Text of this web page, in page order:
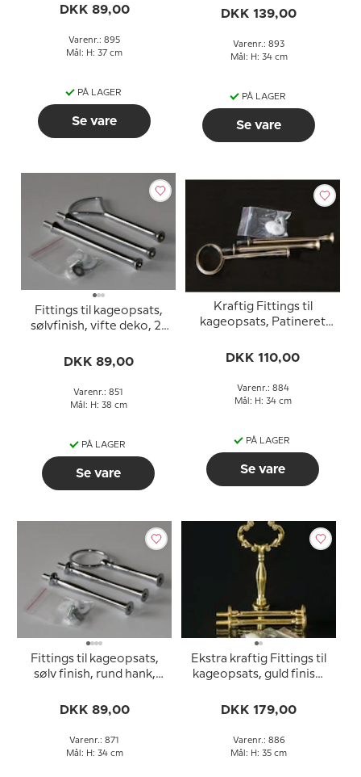
DKK 89,00
Varenr.: 895
Mål: H: 37 cm
PÅ LAGER
Se vare
DKK 139,00
Varenr.: 893
Mål: H: 34 cm
PÅ LAGER
Se vare
Fittings til kageopsats,
sølvfinish, vifte deko, 2-
DKK 89,00
Varenr.: 851
Mål: H: 38 cm
PÅ LAGER
Se vare
Kraftig Fittings til
kageopsats, Patineret
hank, 3 lag
DKK 110,00
Varenr.: 884
Mål: H: 34 cm
PÅ LAGER
Se vare
Fittings til kageopsats,
sølv finish, rund hank,
DKK 89,00
Varenr.: 871
Mål: H: 34 cm
Ekstra kraftig Fittings til
kageopsats, guld finish,
2-3 lag
DKK 179,00
Varenr.: 886
Mål: H: 35 cm